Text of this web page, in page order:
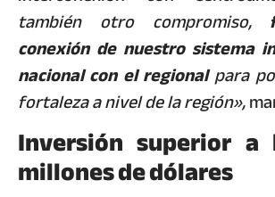
también otro compromiso,
conexión de nuestro sistema
nacional con el regionalpara
fortaleza a nivel de la región»,
Inversión superior a
millones de dólares